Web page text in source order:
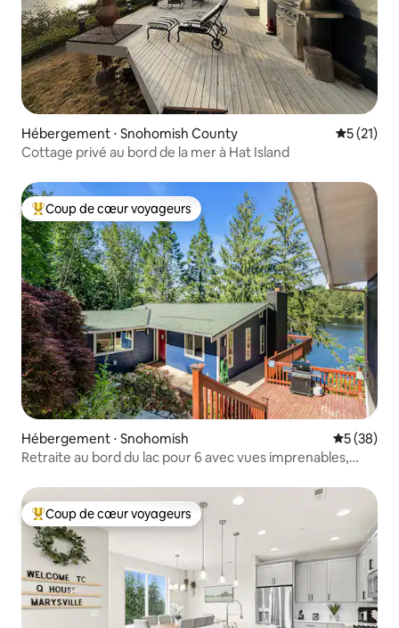
Hébergement ⋅ Snohomish County
5 (21)
Cottage privé au bord de la mer à Hat Island
Coups de cœur voyageurs les plus appréciés
Coup de cœur voyageurs
Hébergement ⋅ Snohomish
5 (38)
Retraite au bord du lac pour 6 avec vues imprenables,
Coups de cœur voyageurs les plus appréciés
Coup de cœur voyageurs